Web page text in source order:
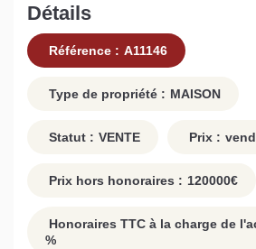
Détails
Référence : A11146
Type de propriété : MAISON
Statut : VENTE Prix :
Prix hors honoraires : 120000€
Honoraires TTC à la charge de
%